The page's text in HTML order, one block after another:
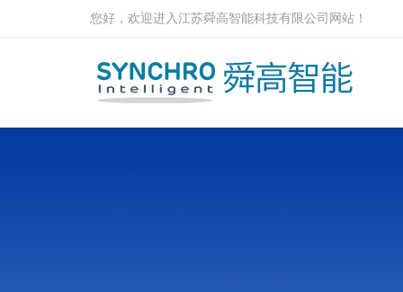
您好，欢迎进入江苏舜高智能科技有限公司网站！